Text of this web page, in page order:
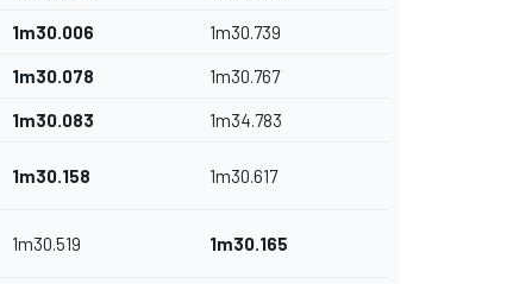
1m30.006 1m30.739
1m30.078 1m30.767
1m30.083 1m34.783
1m30.158 1m30.617
1m30.519 1m30.165